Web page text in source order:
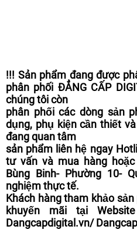
!!! Sản phẩm đang được
phân phối ĐẲNG CẤP
chúng tôi còn
phân phối các dòng sản
dụng, phụ kiện cần thiết
đang quan tâm
sản phẩm liên hệ ngay
tư vấn và mua hàng
Bùng Binh- Phường 10-
nghiệm thực tế.
Khách hàng tham khảo
khuyến mãi tại
Dangcapdigital.vn/